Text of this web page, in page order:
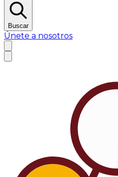
Buscar
Únete a nosotros